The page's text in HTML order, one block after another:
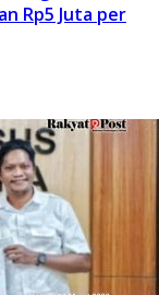
Rp5 Juta per